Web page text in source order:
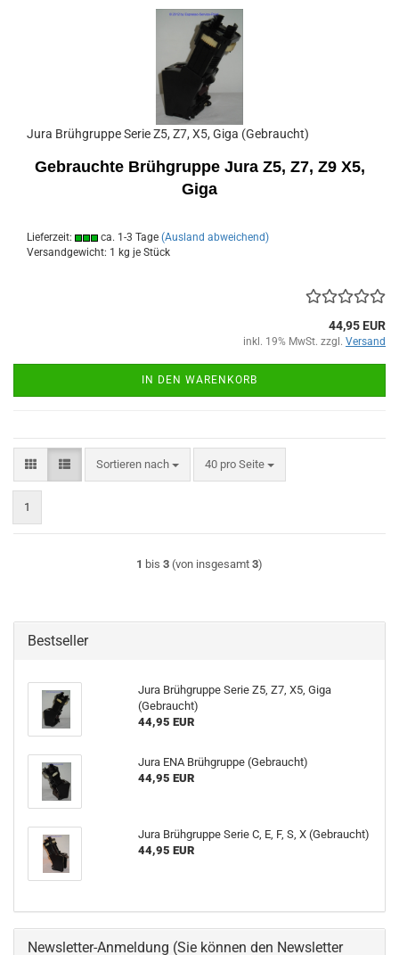
Jura Brühgruppe Serie Z5, Z7, X5, Giga (Gebraucht)
Gebrauchte Brühgruppe Jura Z5, Z7, Z9 X5,
Giga
Lieferzeit: ca. 1-3 Tage (Ausland abweichend)
Versandgewicht: 1 kg je Stück
44,95 EUR
inkl. 19% MwSt. zzgl. Versand
IN DEN WARENKORB
Sortieren nach
Sortieren nach 40 pro Seite
pro Seite
1
1 bis 3 (von insgesamt 3)
Bestseller
Jura Brühgruppe Serie Z5, Z7, X5, Giga
(Gebraucht)
44,95 EUR
Jura ENA Brühgruppe (Gebraucht)
44,95 EUR
Jura Brühgruppe Serie C, E, F, S, X (Gebraucht)
44,95 EUR
Newsletter-Anmeldung (Sie können den Newsletter